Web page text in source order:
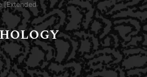
[Extended